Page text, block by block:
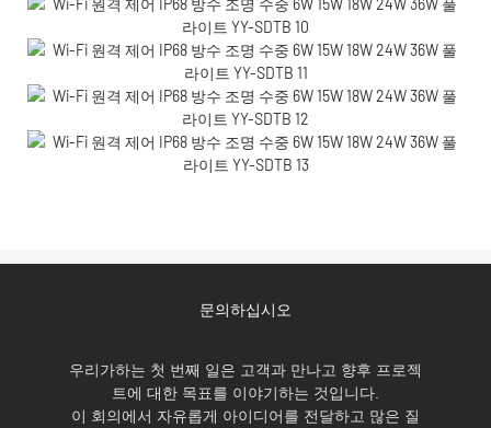
문의하십시오
우리가하는 첫 번째 일은 고객과 만나고 향후 프로젝
트에 대한 목표를 이야기하는 것입니다.
이 회의에서 자유롭게 아이디어를 전달하고 많은 질